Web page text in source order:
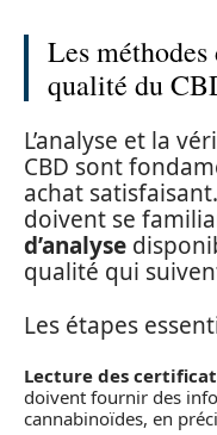
Les
qualité du
L’analyse et la
CBD sont
achat
doivent se
d’analyse
qualité qui
Les étapes
Lecture des
doivent fournir des
cannabinoïdes, en